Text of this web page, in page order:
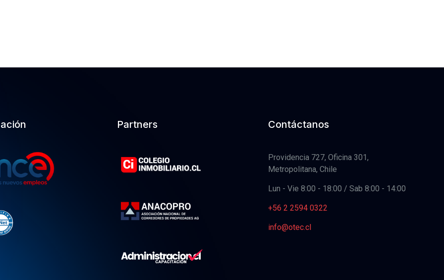
Partners Contáctanos
Providencia 727, Oficina 301,
Metropolitana, Chile
Lun - Vie 8:00 - 18:00 / Sab 8:00 - 14:00
+56 2 2594 0322
info@otec.cl